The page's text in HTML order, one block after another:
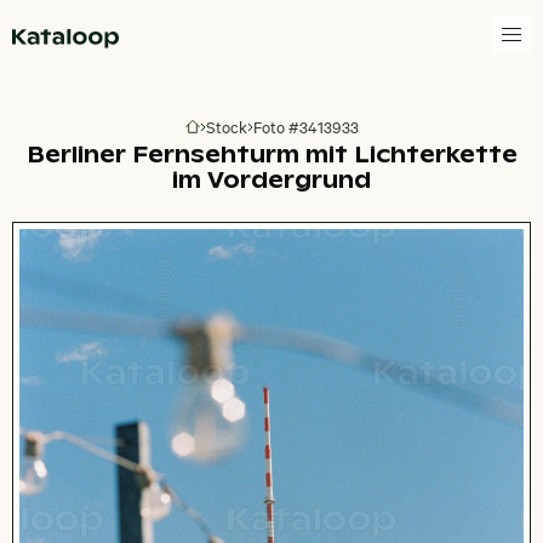
Zur Homepage
Stock Foto #3413933
Berliner Fernsehturm mit Lichterkette
im Vordergrund